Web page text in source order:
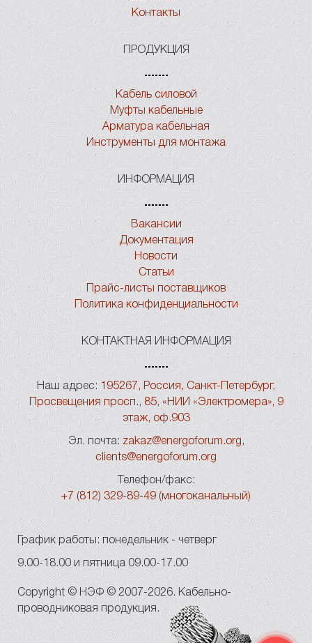
Контакты
ПРОДУКЦИЯ
Кабель силовой
Муфты кабельные
Арматура кабельная
Инструменты для монтажа
ИНФОРМАЦИЯ
Вакансии
Документация
Новости
Статьи
Прайс-листы поставщиков
Политика конфиденциальности
КОНТАКТНАЯ ИНФОРМАЦИЯ
Наш адрес: 195267, Россия, Санкт-Петербург,
Просвещения просп., 85, «НИИ «Электромера», 9
этаж, оф.903
Эл. почта: zakaz@energoforum.org ,
clients@energoforum.org
Телефон/факс:
+7 (812) 329-89-49 (многоканальный)
График работы: понедельник - четверг
9.00-18.00 и пятница 09.00-17.00
Copyright © НЭФ © 2007-2026. Кабельно-
проводниковая продукция.